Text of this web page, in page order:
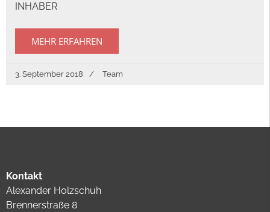
INHABER
MEHR ERFAHREN
3. September 2018 Team
Kontakt
Alexander Holzschuh
Brennerstraße 8